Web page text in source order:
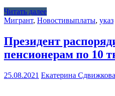
Читать далее
Мигрант, Новостивыплаты, указ
Президент
пенсионерам по 10
25.08.2021 Екатерина Сдвижкова